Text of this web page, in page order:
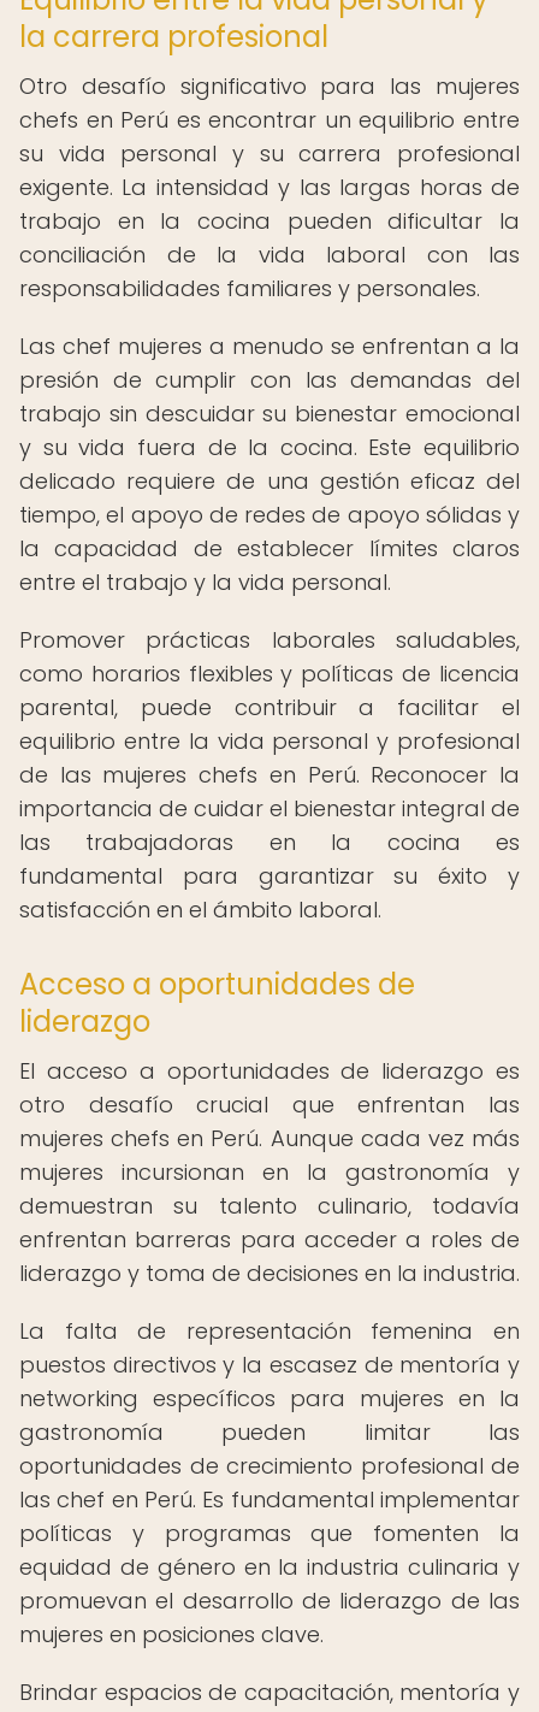
la carrera profesional
Otro desafío significativo para las mujeres
chefs en Perú es encontrar un equilibrio entre
su vida personal y su carrera profesional
exigente. La intensidad y las largas horas de
trabajo en la cocina pueden dificultar la
conciliación de la vida laboral con las
responsabilidades familiares y personales.
Las chef mujeres a menudo se enfrentan a la
presión de cumplir con las demandas del
trabajo sin descuidar su bienestar emocional
y su vida fuera de la cocina. Este equilibrio
delicado requiere de una gestión eficaz del
tiempo, el apoyo de redes de apoyo sólidas y
la capacidad de establecer límites claros
entre el trabajo y la vida personal.
Promover prácticas laborales saludables,
como horarios flexibles y políticas de licencia
parental, puede contribuir a facilitar el
equilibrio entre la vida personal y profesional
de las mujeres chefs en Perú. Reconocer la
importancia de cuidar el bienestar integral de
las trabajadoras en la cocina es
fundamental para garantizar su éxito y
satisfacción en el ámbito laboral.
Acceso a oportunidades de
liderazgo
El acceso a oportunidades de liderazgo es
otro desafío crucial que enfrentan las
mujeres chefs en Perú. Aunque cada vez más
mujeres incursionan en la gastronomía y
demuestran su talento culinario, todavía
enfrentan barreras para acceder a roles de
liderazgo y toma de decisiones en la industria.
La falta de representación femenina en
puestos directivos y la escasez de mentoría y
networking específicos para mujeres en la
gastronomía pueden limitar las
oportunidades de crecimiento profesional de
las chef en Perú. Es fundamental implementar
políticas y programas que fomenten la
equidad de género en la industria culinaria y
promuevan el desarrollo de liderazgo de las
mujeres en posiciones clave.
Brindar espacios de capacitación, mentoría y